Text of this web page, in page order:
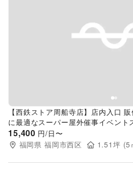
Previous slide
【西鉄ストア周船寺店】店内入口
に最適なスーパー屋外催事イベント
15,400 円/日〜
福岡県 福岡市西区 1.51 坪 (5